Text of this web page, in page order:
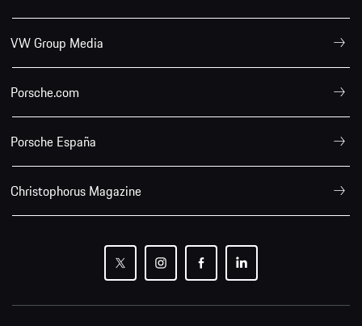
VW Group Media
Porsche.com
Porsche España
Christophorus Magazine